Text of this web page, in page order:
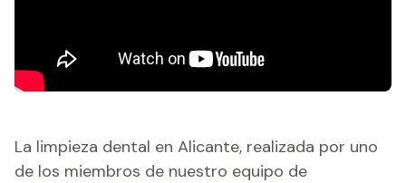
La limpieza dental en Alicante, realizada por uno
de los miembros de nuestro equipo de